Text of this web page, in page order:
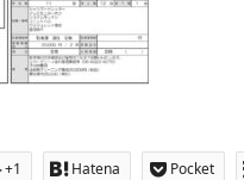
+1 Hatena Pocket